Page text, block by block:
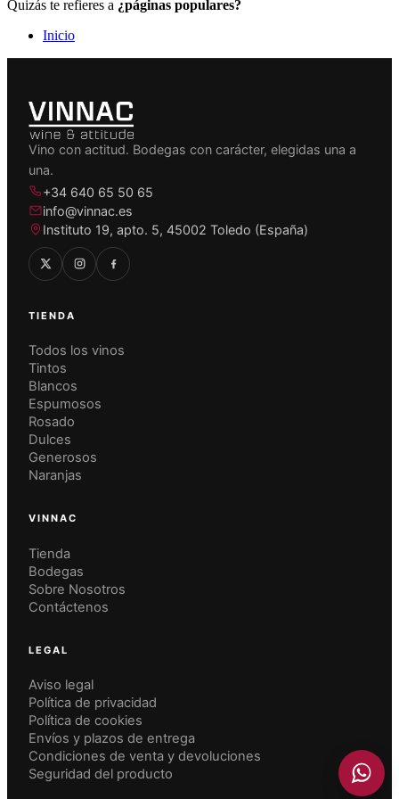
Quizás te refieres a ¿páginas populares?
Inicio
Vino con actitud. Bodegas con carácter, elegidas una a
una.
+34 640 65 50 65
info@vinnac.es
Instituto 19, apto. 5, 45002 Toledo (España)
TIENDA
Todos los vinos
Tintos
Blancos
Espumosos
Rosado
Dulces
Generosos
Naranjas
VINNAC
Tienda
Bodegas
Sobre Nosotros
Contáctenos
LEGAL
Aviso legal
Política de privacidad
Política de cookies
Envíos y plazos de entrega
Condiciones de venta y devoluciones
Seguridad del producto
Añadido a la cesta